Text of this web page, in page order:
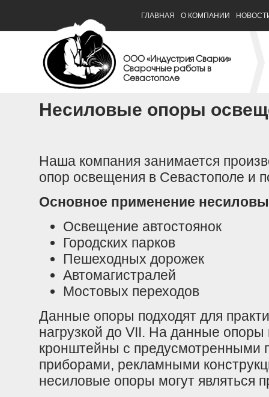
ГЛАВНАЯ О КОМПАНИИ
ООО «Индустрия Сварки»
Сварочные работы в
Севастополе
Несиловые опоры
Наша компания занимается
опор освещения в Севастополе и
Основное применение
Освещение автостоянок
Городских парков
Пешеходных дорожек
Автомагистралей
Мостовых переходов
Данные опоры подходят для
нагрузкой до VII. На данные опоры
кронштейны с предусмотренными
приборами, рекламными
несиловые опоры могут являться